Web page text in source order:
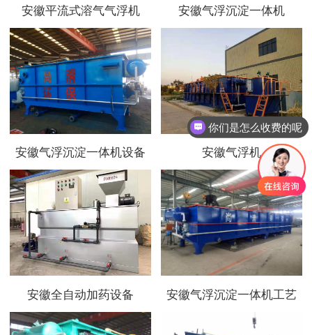
安徽平流式溶气气浮机 安徽气浮沉淀一体机
安徽气浮沉淀一体机设备 安徽气浮机
安徽全自动加药设备 安徽气浮沉淀一体机工艺
你们是怎么收费的呢